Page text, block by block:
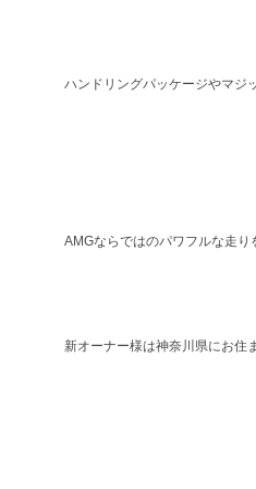
ハンドリングパッケージやマジ
AMGならではのパワフルな走り
新オーナー様は神奈川県にお住